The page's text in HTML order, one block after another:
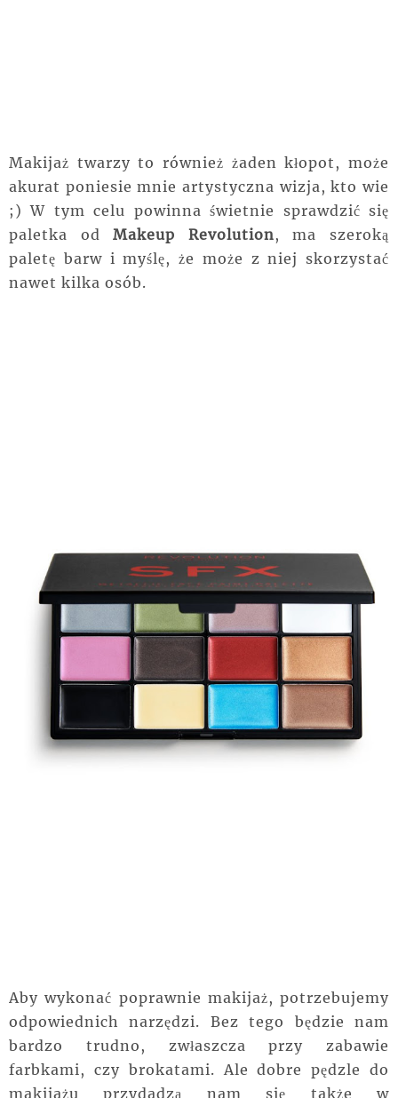
Makijaż twarzy to również żaden kłopot, może
akurat poniesie mnie artystyczna wizja, kto wie
;) W tym celu powinna świetnie sprawdzić się
paletka odMakeup Revolution, ma szeroką
paletę barw i myślę, że może z niej skorzystać
nawet kilka osób.
Aby wykonać poprawnie makijaż, potrzebujemy
odpowiednich narzędzi. Bez tego będzie nam
bardzo trudno, zwłaszcza przy zabawie
farbkami, czy brokatami. Ale dobre pędzle do
makijażu przydadzą nam się także w